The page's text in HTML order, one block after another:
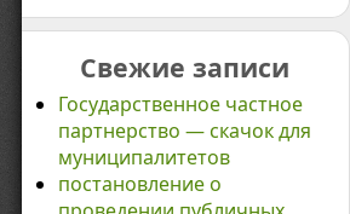
Свежие записи
Государственное частное
партнерство — скачок для
муниципалитетов
постановление о